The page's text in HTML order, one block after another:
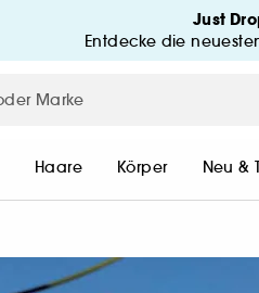
Just
Entdecke die
Haare Körper Neu &